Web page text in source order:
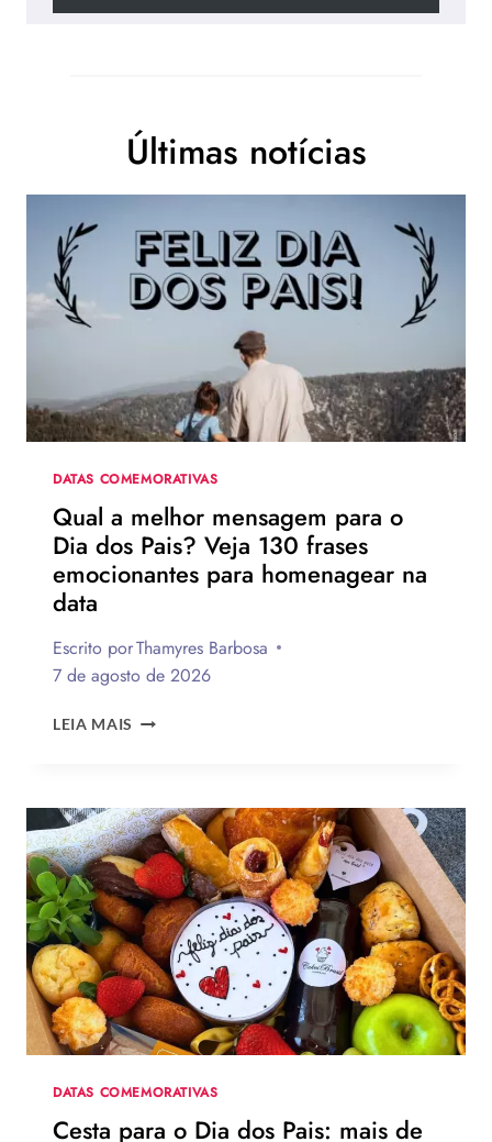
Últimas notícias
DATAS COMEMORATIVAS
Qual a melhor mensagem para o
Dia dos Pais? Veja 130 frases
emocionantes para homenagear na
data
Escrito porThamyres Barbosa
7 de agosto de 2026
LEIA MAIS QUAL
PARA
O
DIA
DOS
PAIS?
VEJA
130
FRASES
EMOCIONANTES
PARA
HOMENAGEAR
DATA
DATAS COMEMORATIVAS
Cesta para o Dia dos Pais: mais de